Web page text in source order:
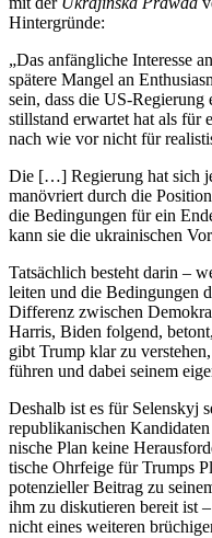
Hintergründe:
„Das anfäng­li­che Inter­esse
spätere Mangel an
sein, dass die US-
still­stand erwar­tet hat als für
nach wie vor nicht für
Die […] Regie­rung hat sich
manö­vriert durch die
die Bedin­gun­gen für ein
kann sie die ukrai­ni­schen
Tat­säch­lich besteht darin –
leiten und die Bedin­gun­gen
Dif­fe­renz zwi­schen
Harris, Biden folgend,
gibt Trump klar zu
führen und dabei seinem
Deshalb ist es für Selen­skyj
repu­bli­ka­ni­schen
ni­sche Plan keine
ti­sche Ohr­feige für Trumps
poten­zi­el­ler Beitrag zu
ihm zu dis­ku­tie­ren bereit ist
nicht eines wei­te­ren